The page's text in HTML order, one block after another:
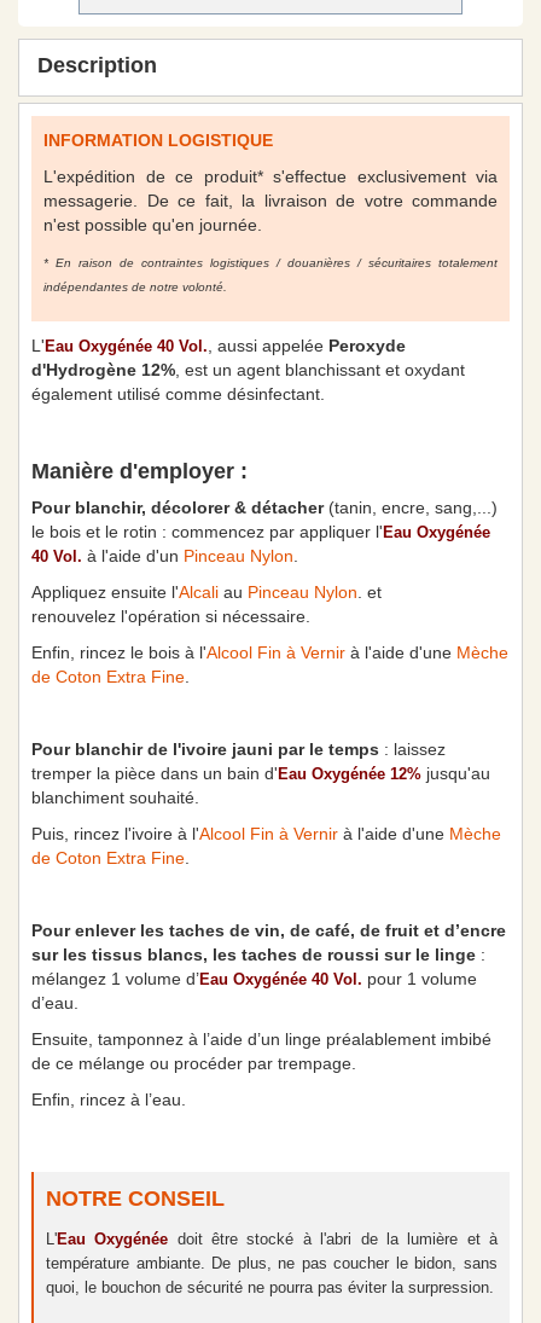
Description
INFORMATION LOGISTIQUE
L'expédition de ce produit* s'effectue exclusivement via
messagerie. De ce fait, la livraison de votre commande
n'est possible qu'en journée.
* En raison de contraintes logistiques / douanières / sécuritaires totalement
indépendantes de notre volonté.
L' Eau Oxygénée 40 Vol. , aussi appelée Peroxyde
d'Hydrogène 12% , est un agent blanchissant et oxydant
également utilisé comme désinfectant.
Manière d'employer :
Pour blanchir, décolorer & détacher (tanin, encre, sang,...)
le bois et le rotin : commencez par appliquer l' Eau Oxygénée
40 Vol. à l'aide d'un Pinceau Nylon
Appliquez ensuite l'Alcali au Pinceau Nylon . et
renouvelez l'opération si nécessaire.
Enfin, rincez le bois à l'Alcool Fin à Vernir à l'aide d'une Mèche
de Coton Extra Fine
Pour blanchir de l'ivoire jauni par le temps : laissez
tremper la pièce dans un bain d' Eau Oxygénée 12% jusqu'au
blanchiment souhaité.
Puis, rincez l'ivoire à l'Alcool Fin à Vernir à l'aide d'une Mèche
de Coton Extra Fine
Pour enlever les taches de vin, de café, de fruit et d’encre
sur les tissus blancs, les taches de roussi sur le linge :
mélangez 1 volume d’Eau Oxygénée 40 Vol. pour 1 volume
d’eau.
Ensuite, tamponnez à l’aide d’un linge préalablement imbibé
de ce mélange ou procéder par trempage.
Enfin, rincez à l’eau.
NOTRE CONSEIL
L'Eau Oxygénée doit être stocké à l'abri de la lumière et à
température ambiante. De plus, ne pas coucher le bidon, sans
quoi, le bouchon de sécurité ne pourra pas éviter la surpression.